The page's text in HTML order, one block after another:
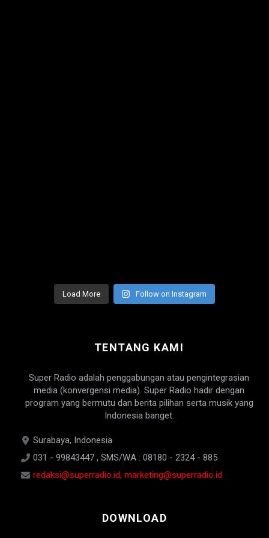
Load More Follow on Instagram
TENTANG KAMI
Super Radio adalah penggabungan atau pengintegrasian
media (konvergensi media). Super Radio hadir dengan
program yang bermutu dan berita pilihan serta musik yang
Indonesia banget.
Surabaya, Indonesia
031 - 99843447 , SMS/WA : 08180 - 2324 - 885
redaksi@superradio.id, marketing@superradio.id
DOWNLOAD